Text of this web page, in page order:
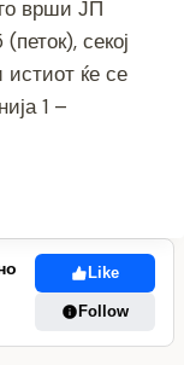
врши ЈП
секој
истиот ќе се
1 –
Like
Follow